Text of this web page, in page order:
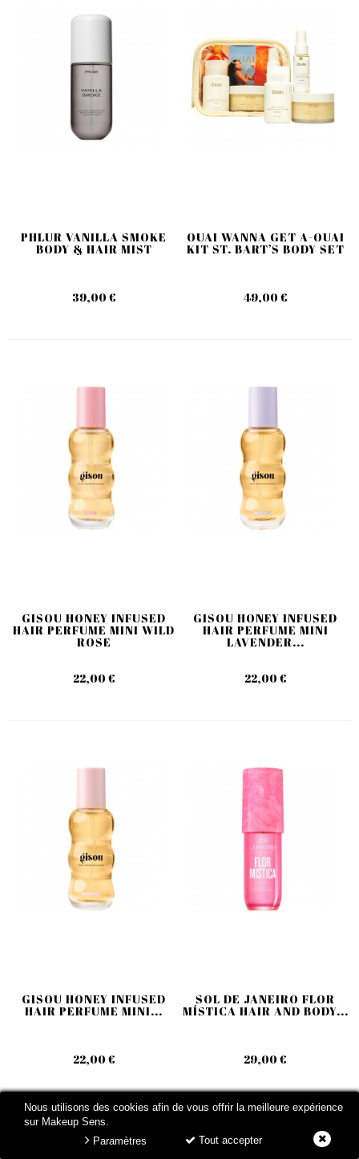
Nous utilisons des cookies afin de vous offrir la meilleure expérience
sur Makeup Sens.
Tout accepter
Paramètres
PHLUR VANILLA SMOKE
BODY & HAIR MIST
39,00 €
OUAI WANNA GET A-OUAI
KIT ST. BART’S BODY SET
49,00 €
GISOU HONEY INFUSED
HAIR PERFUME MINI WILD
ROSE
22,00 €
GISOU HONEY INFUSED
HAIR PERFUME MINI
LAVENDER...
22,00 €
GISOU HONEY INFUSED
HAIR PERFUME MINI...
22,00 €
SOL DE JANEIRO FLOR
MÍSTICA HAIR AND BODY...
29,00 €